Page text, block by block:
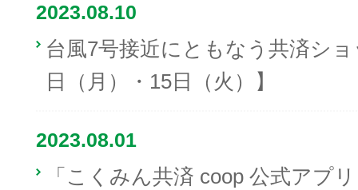
2023.08.10
台風7号接近にともなう共済シ
日（月）・15日（火）】
2023.08.01
「こくみん共済 coop 公式アプ